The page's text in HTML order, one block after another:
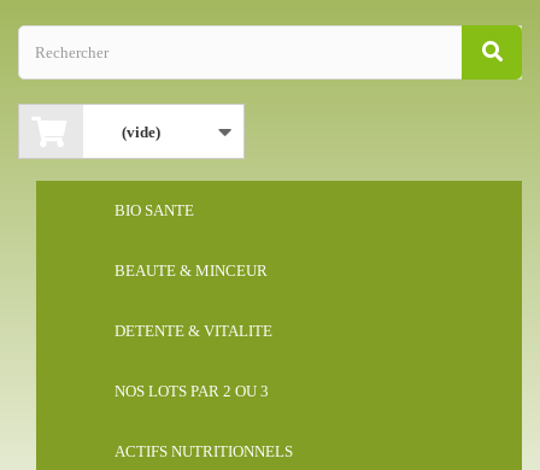
(vide)
BIO SANTE
BEAUTE & MINCEUR
DETENTE & VITALITE
NOS LOTS PAR 2 OU 3
ACTIFS NUTRITIONNELS